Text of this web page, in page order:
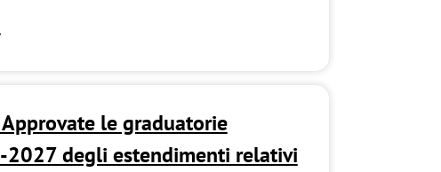
le graduatorie
degli estendimenti relativi